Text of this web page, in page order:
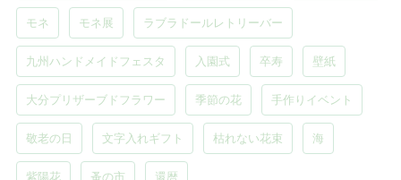
モネ モネ展 ラブラドールレトリーバー
九州ハンドメイドフェスタ 入園式 卒寿 壁紙
大分プリザーブドフラワー 季節の花 手作りイベント
敬老の日 文字入れギフト 枯れない花束 海
紫陽花 蚤の市 還暦